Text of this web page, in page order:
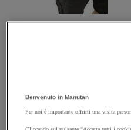
Benvenuto in Manutan
Per noi è importante offrirti una visita